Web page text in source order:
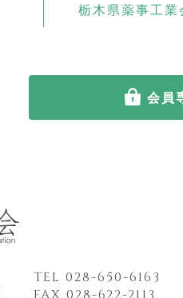
栃木県薬事工業
会員
TEL 028-650-6163